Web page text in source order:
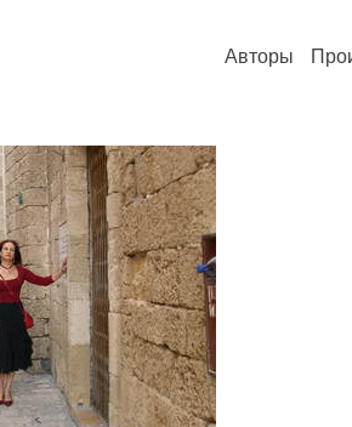
Авторы